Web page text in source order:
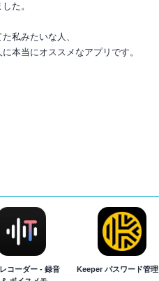
た。
私みたいな人、
本当にオススメなアプリです。
コーダー - 録音
Keeper パスワード管理